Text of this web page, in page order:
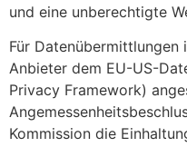
und eine unberechtigte
Für Datenübermittlungen
Anbieter dem EU-US-
Privacy Framework)
Kommission die